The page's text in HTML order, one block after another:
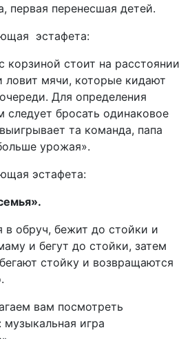
первая перенесшая детей.
эстафета:
корзиной стоит на расстоянии
ловит мячи, которые кидают
Для определения
следует бросать одинаковое
та команда, папа
урожая».
эстафета:
в обруч, бежит до стойки и
и бегут до стойки, затем
стойку и возвращаются
вам посмотреть
музыкальная игра